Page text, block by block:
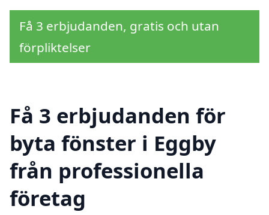
Få 3 erbjudanden, gratis och utan
förpliktelser
Få 3 erbjudanden för
byta fönster i Eggby
från professionella
företag